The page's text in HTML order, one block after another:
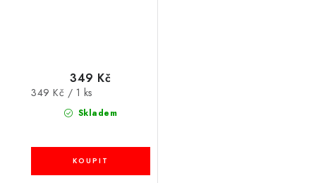
Skladem
349 Kč
Měrná
349 Kč / 1 ks